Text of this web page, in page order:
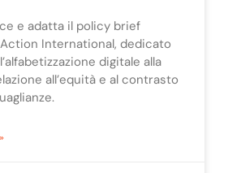
e adatta il policy brief
Action International, dedicato
digitale alla
all’equità e al contrasto